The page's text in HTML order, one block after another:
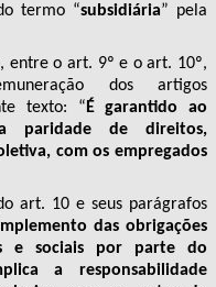
termo “subsidiária” pela
entre o art. 9º e o art. 10º,
dos artigos
texto: “ É garantido ao
paridade de direitos,
com os empregados
art. 10 e seus parágrafos
das obrigações
e sociais por parte do
a responsabilidade